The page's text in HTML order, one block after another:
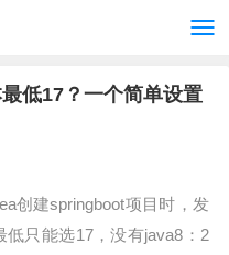
低17？一个简单设置
创建springboot项目时，发
低只能选17，没有java8：2